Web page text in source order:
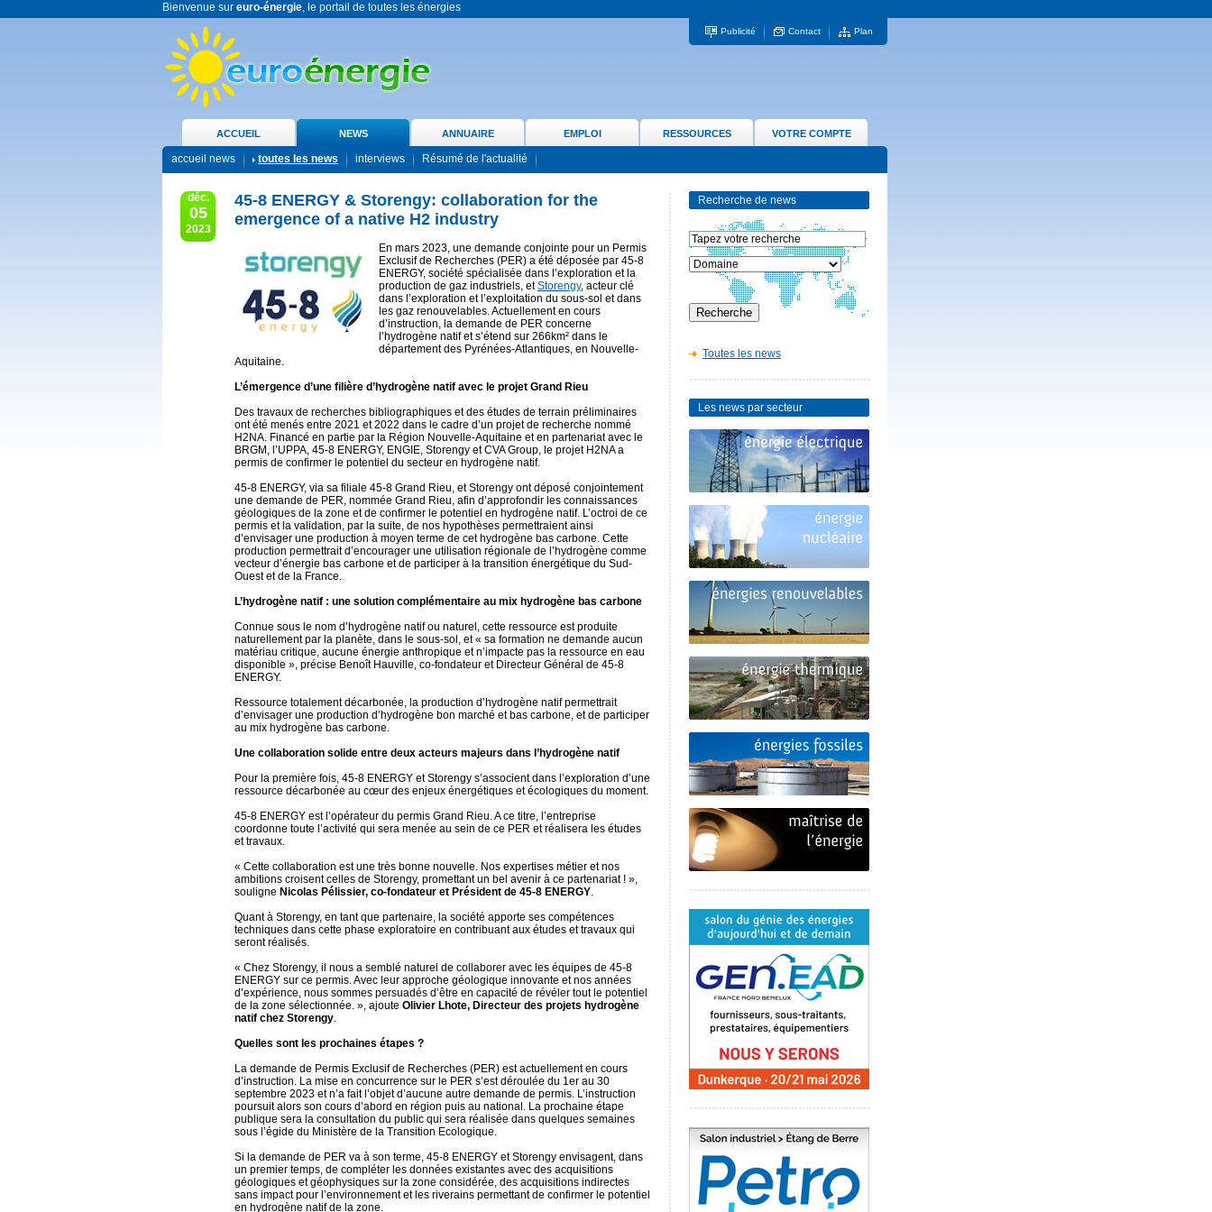
Bienvenue sur euro-énergie, le portail de toutes les énergies
Publicité Contact Plan
ACCUEIL NEWS ANNUAIRE EMPLOI RESSOURCES VOTRE COMPTE
accueil news toutes les news interviews Résumé de l'actualité
déc.
05
2023
45-8 ENERGY & Storengy: collaboration for the
emergence of a native H2 industry
En mars 2023, une demande conjointe pour un Permis
Exclusif de Recherches (PER) a été déposée par 45-8
ENERGY, société spécialisée dans l’exploration et la
production de gaz industriels, etStorengy, acteur clé
dans l’exploration et l’exploitation du sous-sol et dans
les gaz renouvelables. Actuellement en cours
d’instruction, la demande de PER concerne
l’hydrogène natif et s’étend sur 266km² dans le
département des Pyrénées-Atlantiques, en Nouvelle-
Aquitaine.
L’émergence d’une filière d’hydrogène natif avec le projet Grand Rieu
Des travaux de recherches bibliographiques et des études de terrain préliminaires
ont été menés entre 2021 et 2022 dans le cadre d’un projet de recherche nommé
H2NA. Financé en partie par la Région Nouvelle-Aquitaine et en partenariat avec le
BRGM, l’UPPA, 45-8 ENERGY, ENGIE, Storengy et CVA Group, le projet H2NA a
permis de confirmer le potentiel du secteur en hydrogène natif.
45-8 ENERGY, via sa filiale 45-8 Grand Rieu, et Storengy ont déposé conjointement
une demande de PER, nommée Grand Rieu, afin d’approfondir les connaissances
géologiques de la zone et de confirmer le potentiel en hydrogène natif. L’octroi de ce
permis et la validation, par la suite, de nos hypothèses permettraient ainsi
d’envisager une production à moyen terme de cet hydrogène bas carbone. Cette
production permettrait d’encourager une utilisation régionale de l’hydrogène comme
vecteur d’énergie bas carbone et de participer à la transition énergétique du Sud-
Ouest et de la France.
L’hydrogène natif : une solution complémentaire au mix hydrogène bas carbone
Connue sous le nom d’hydrogène natif ou naturel, cette ressource est produite
naturellement par la planète, dans le sous-sol, et « sa formation ne demande aucun
matériau critique, aucune énergie anthropique et n’impacte pas la ressource en eau
disponible », précise Benoît Hauville, co-fondateur et Directeur Général de 45-8
ENERGY.
Ressource totalement décarbonée, la production d’hydrogène natif permettrait
d’envisager une production d’hydrogène bon marché et bas carbone, et de participer
au mix hydrogène bas carbone.
Une collaboration solide entre deux acteurs majeurs dans l’hydrogène natif
Pour la première fois, 45-8 ENERGY et Storengy s’associent dans l’exploration d’une
ressource décarbonée au cœur des enjeux énergétiques et écologiques du moment.
45-8 ENERGY est l’opérateur du permis Grand Rieu. A ce titre, l’entreprise
coordonne toute l’activité qui sera menée au sein de ce PER et réalisera les études
et travaux.
« Cette collaboration est une très bonne nouvelle. Nos expertises métier et nos
ambitions croisent celles de Storengy, promettant un bel avenir à ce partenariat ! »,
souligne Nicolas Pélissier, co-fondateur et Président de 45-8 ENERGY.
Quant à Storengy, en tant que partenaire, la société apporte ses compétences
techniques dans cette phase exploratoire en contribuant aux études et travaux qui
seront réalisés.
« Chez Storengy, il nous a semblé naturel de collaborer avec les équipes de 45-8
ENERGY sur ce permis. Avec leur approche géologique innovante et nos années
d’expérience, nous sommes persuadés d’être en capacité de révéler tout le potentiel
de la zone sélectionnée. », ajoute Olivier Lhote, Directeur des projets hydrogène
natif chez Storengy.
Quelles sont les prochaines étapes ?
La demande de Permis Exclusif de Recherches (PER) est actuellement en cours
d’instruction. La mise en concurrence sur le PER s’est déroulée du 1er au 30
septembre 2023 et n’a fait l’objet d’aucune autre demande de permis. L’instruction
poursuit alors son cours d’abord en région puis au national. La prochaine étape
publique sera la consultation du public qui sera réalisée dans quelques semaines
sous l’égide du Ministère de la Transition Ecologique.
Si la demande de PER va à son terme, 45-8 ENERGY et Storengy envisagent, dans
un premier temps, de compléter les données existantes avec des acquisitions
géologiques et géophysiques sur la zone considérée, des acquisitions indirectes
sans impact pour l’environnement et les riverains permettant de confirmer le potentiel
en hydrogène natif de la zone.
Recherche de news
Toutes les news
Les news par secteur